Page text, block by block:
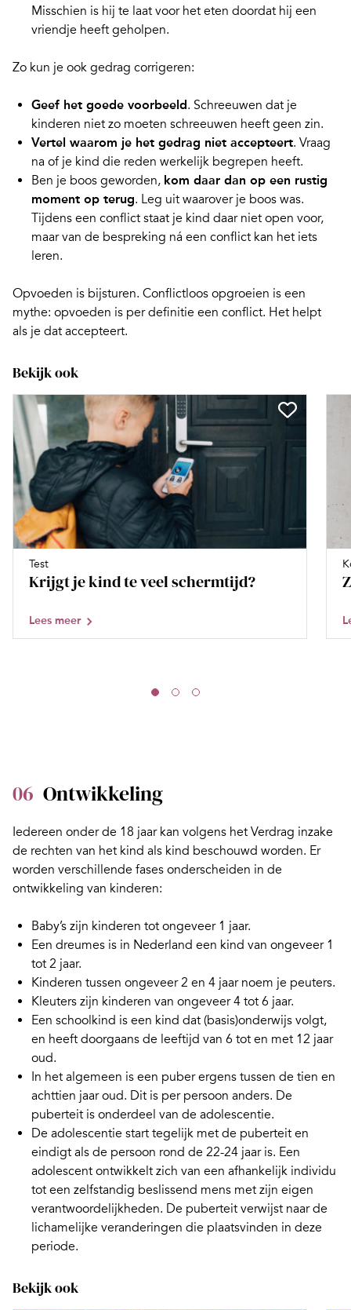
Misschien is hij te laat voor het eten doordat hij een
vriendje heeft geholpen.
Zo kun je ook gedrag corrigeren:
Geef het goede voorbeeld. Schreeuwen dat je
kinderen niet zo moeten schreeuwen heeft geen zin.
Vertel waarom je het gedrag niet accepteert. Vraag
na of je kind die reden werkelijk begrepen heeft.
Ben je boos geworden, kom daar dan op een rustig
moment op terug. Leg uit waarover je boos was.
Tijdens een conflict staat je kind daar niet open voor,
maar van de bespreking ná een conflict kan het iets
leren.
Opvoeden is bijsturen. Conflictloos opgroeien is een
mythe: opvoeden is per definitie een conflict. Het helpt
als je dat accepteert.
Bekijk ook
Test
Krijgt je kind te veel schermtijd?
Lees meer
06 Ontwikkeling
Iedereen onder de 18 jaar kan volgens het Verdrag inzake
de rechten van het kind als kind beschouwd worden. Er
worden verschillende fases onderscheiden in de
ontwikkeling van kinderen:
Baby’s zijn kinderen tot ongeveer 1 jaar.
Een dreumes is in Nederland een kind van ongeveer 1
tot 2 jaar.
Kinderen tussen ongeveer 2 en 4 jaar noem je peuters.
Kleuters zijn kinderen van ongeveer 4 tot 6 jaar.
Een schoolkind is een kind dat (basis)onderwijs volgt,
en heeft doorgaans de leeftijd van 6 tot en met 12 jaar
oud.
In het algemeen is een puberergens tussen de tien en
achttien jaar oud. Dit is per persoon anders. De
puberteit is onderdeel van de adolescentie.
De adolescentie start tegelijk met de puberteit en
eindigt als de persoon rond de 22-24 jaar is. Een
adolescent ontwikkelt zich van een afhankelijk individu
tot een zelfstandig beslissend mens met zijn eigen
verantwoordelijkheden. De puberteit verwijst naar de
lichamelijke veranderingen die plaatsvinden in deze
periode.
Bekijk ook